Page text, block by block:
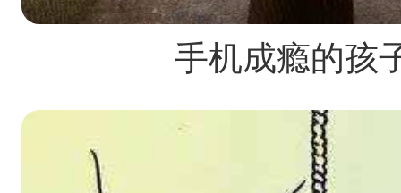
手机成瘾的孩